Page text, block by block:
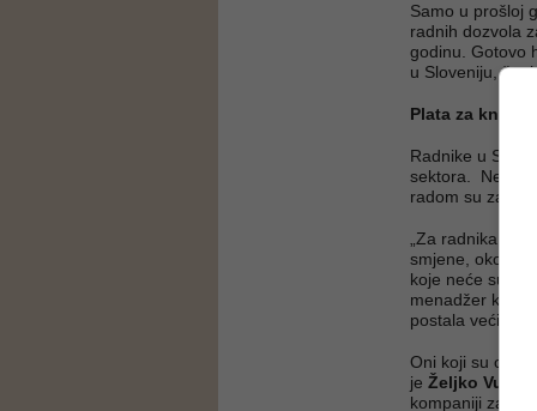
Samo u prošloj
radnih dozvola
godinu. Gotovo
u Sloveniju, što
Plata za knap
Radnike u
sektora. Neki
radom su
„Za radnika u
smjene, oko
koje neće sutra
menadžer
postala većinski
Oni koji su otišli
je Željko Vučić
kompaniji za